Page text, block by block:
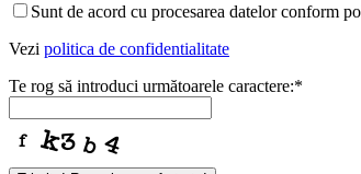
Sunt de acord cu procesarea datelor conform
Vezi politica de confidentialitate
Te rog să introduci următoarele caractere:*